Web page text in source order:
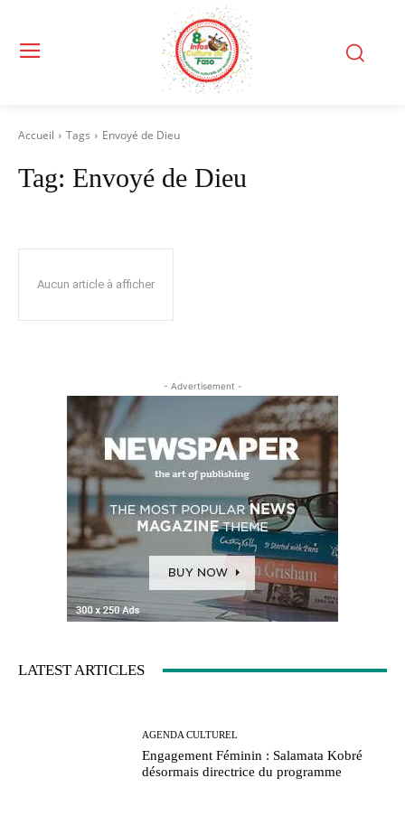
Accueil Tags Envoyé de Dieu
Tag: Envoyé de Dieu
Aucun article à afficher
- Advertisement -
LATEST ARTICLES
AGENDA CULTUREL
Engagement Féminin : Salamata Kobré
désormais directrice du programme